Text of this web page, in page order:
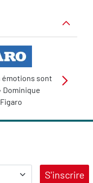
émotions sont
Dominique
Body
« J’ai
S'inscrire